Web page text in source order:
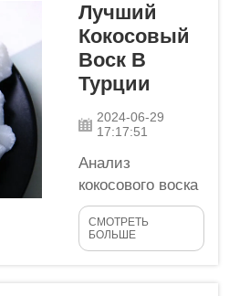
Лучший
Кокосовый
Воск В
Турции
2024-06-29
17:17:51
Анализ
кокосового воска
из Турции.
Растительной
воск против
СМОТРЕТЬ
БОЛЬШЕ